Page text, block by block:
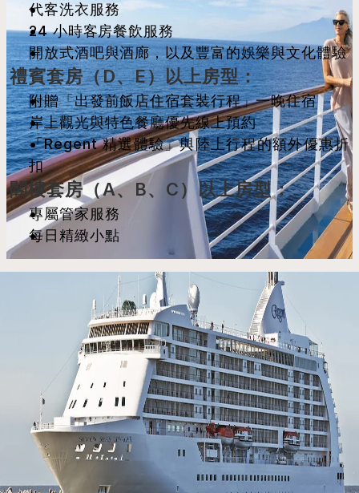
代客洗衣服務
24 小時客房餐飲服務
開放式酒吧與酒廊，以及豐富的娛樂與文化體驗
禮賓套房（D、E）以上房型：
附贈「出發前飯店住宿套裝行程」一晚住宿
岸上觀光與特色餐廳優先線上預約
「Regent 精選體驗」與陸上行程的額外優惠折
扣
閣樓套房（A、B、C）以上房型：
專屬管家服務
每日精緻小點
七海航海家號 Seven Seas Voyager
七海航海家號散發著優雅的氛圍，從精緻的頂層套房到現代感十
足的探索者酒廊，每個細節都彰顯著高雅氣息